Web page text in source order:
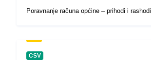
Poravnanje računa općine – prihodi i rashodi
CSV